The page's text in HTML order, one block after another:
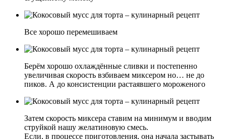
Все хорошо перемешиваем
Берём хорошо охлаждённые сливки и постепенно
увеличивая скорость взбиваем миксером но… не до
пиков. А до консистенции растаявшего мороженого
Затем скорость миксера ставим на минимум и вводим
струйкой нашу желатиновую смесь.
Если, в процессе приготовления, она начала застывать